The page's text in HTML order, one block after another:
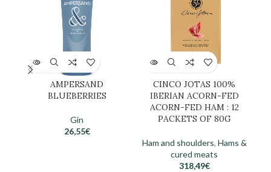
AMPERSAND
BLUEBERRIES
Gin
26,55€
CINCO JOTAS 100%
IBERIAN ACORN-FED
ACORN-FED HAM : 12
PACKETS OF 80G
Ham and shoulders, Hams &
cured meats
318,49€